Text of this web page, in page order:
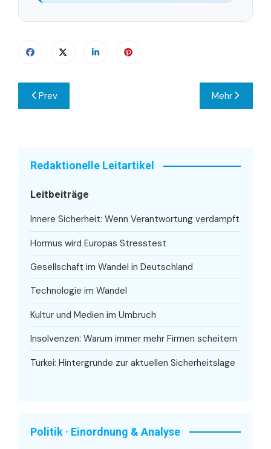
Beitragsnavigation
Prev Mehr
Redaktionelle Leitartikel
Leitbeiträge
Innere Sicherheit: Wenn Verantwortung verdampft
Hormus wird Europas Stresstest
Gesellschaft im Wandel in Deutschland
Technologie im Wandel
Kultur und Medien im Umbruch
Insolvenzen: Warum immer mehr Firmen scheitern
Türkei: Hintergründe zur aktuellen Sicherheitslage
Politik · Einordnung & Analyse